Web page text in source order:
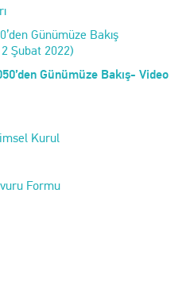
Günümüze Bakış
Şubat 2022)
Günümüze Bakış- Video
Kurul
Formu